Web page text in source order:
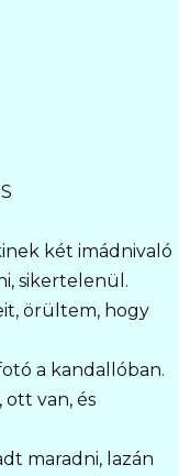
két imádnivaló
sikertelenül.
örültem, hogy
a kandallóban.
van, és
maradni, lazán